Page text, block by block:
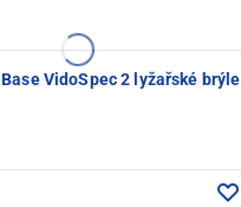
Base VidoSpec 2 lyžařské brýle